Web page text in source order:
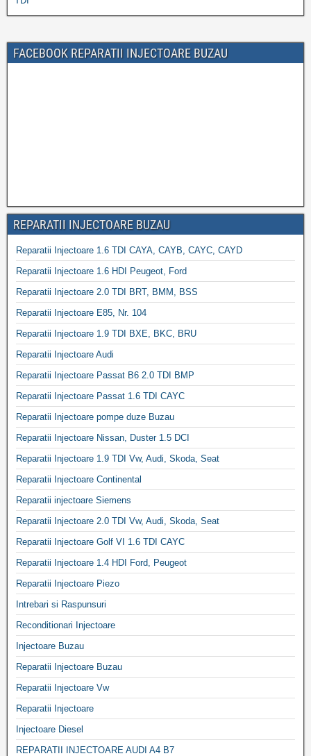
FACEBOOK REPARATII INJECTOARE BUZAU
REPARATII INJECTOARE BUZAU
Reparatii Injectoare 1.6 TDI CAYA, CAYB, CAYC, CAYD
Reparatii Injectoare 1.6 HDI Peugeot, Ford
Reparatii Injectoare 2.0 TDI BRT, BMM, BSS
Reparatii Injectoare E85, Nr. 104
Reparatii Injectoare 1.9 TDI BXE, BKC, BRU
Reparatii Injectoare Audi
Reparatii Injectoare Passat B6 2.0 TDI BMP
Reparatii Injectoare Passat 1.6 TDI CAYC
Reparatii Injectoare pompe duze Buzau
Reparatii Injectoare Nissan, Duster 1.5 DCI
Reparatii Injectoare 1.9 TDI Vw, Audi, Skoda, Seat
Reparatii Injectoare Continental
Reparatii injectoare Siemens
Reparatii Injectoare 2.0 TDI Vw, Audi, Skoda, Seat
Reparatii Injectoare Golf VI 1.6 TDI CAYC
Reparatii Injectoare 1.4 HDI Ford, Peugeot
Reparatii Injectoare Piezo
Intrebari si Raspunsuri
Reconditionari Injectoare
Injectoare Buzau
Reparatii Injectoare Buzau
Reparatii Injectoare Vw
Reparatii Injectoare
Injectoare Diesel
REPARATII INJECTOARE AUDI A4 B7